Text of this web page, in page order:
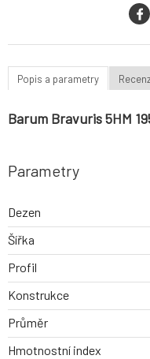
Popis a parametry
Barum Bravuris 5HM
Parametry
Dezen
Šířka
Profil
Konstrukce
Průměr
Hmotnostní index